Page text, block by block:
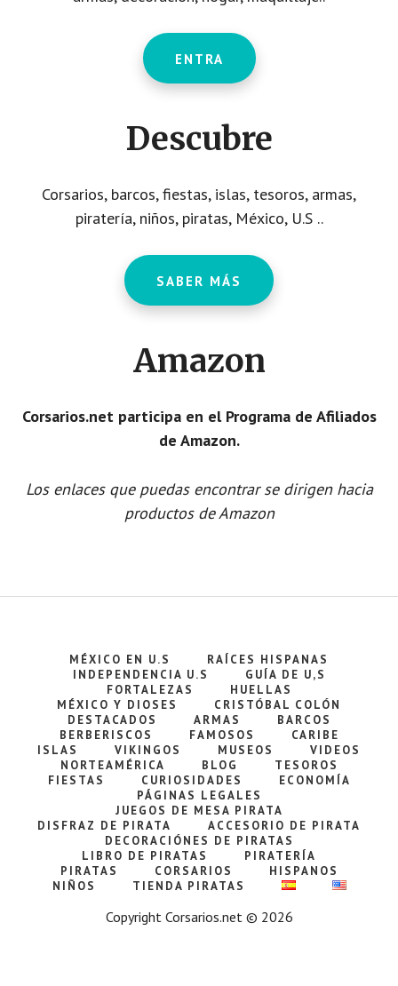
ENTRA
Descubre
Corsarios, barcos, fiestas, islas, tesoros, armas,
piratería, niños, piratas, México, U.S ..
SABER MÁS
Amazon
Corsarios.net participa en el Programa de Afiliados
de Amazon.
Los enlaces que puedas encontrar se dirigen hacia
productos de Amazon
MÉXICO EN U.S
RAÍCES HISPANAS
INDEPENDENCIA U.S
GUÍA DE U,S
FORTALEZAS
HUELLAS
MÉXICO Y DIOSES
CRISTÓBAL COLÓN
DESTACADOS
ARMAS
BARCOS
BERBERISCOS
FAMOSOS
CARIBE
ISLAS
VIKINGOS MUSEOS
VIDEOS
NORTEAMÉRICA
BLOG
TESOROS
FIESTAS
CURIOSIDADES
ECONOMÍA
PÁGINAS LEGALES
JUEGOS DE MESA PIRATA
DISFRAZ DE PIRATA
ACCESORIO DE PIRATA
DECORACIÓNES DE PIRATAS
LIBRO DE PIRATAS
PIRATERÍA
PIRATAS
CORSARIOS
HISPANOS
NIÑOS
TIENDA PIRATAS
Copyright Corsarios.net © 2026